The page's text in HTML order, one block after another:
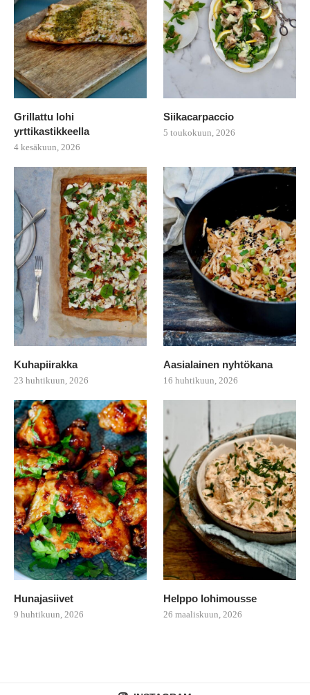
Grillattu lohi
yrttikastikkeella
4 kesäkuun, 2026
Siikacarpaccio
5 toukokuun, 2026
Kuhapiirakka
23 huhtikuun, 2026
Aasialainen nyhtökana
16 huhtikuun, 2026
Hunajasiivet
9 huhtikuun, 2026
Helppo lohimousse
26 maaliskuun, 2026